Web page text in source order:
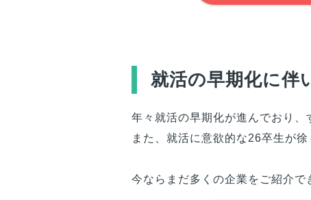
就活の早期化に伴
年々就活の早期化が進んでおり、
また、就活に意欲的な26卒生が
今ならまだ多くの企業をご紹介で